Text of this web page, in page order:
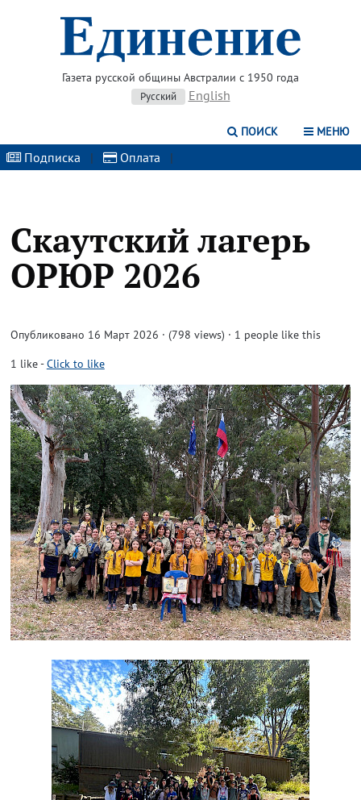
Газета русской общины Австралии с 1950 года
Русский English
ПОИСК МЕНЮ
Подписка | Оплата |
Скаутский лагерь
ОРЮР 2026
Опубликовано 16 Март 2026 · (798 views) · 1 people like this
1 like-Click to like